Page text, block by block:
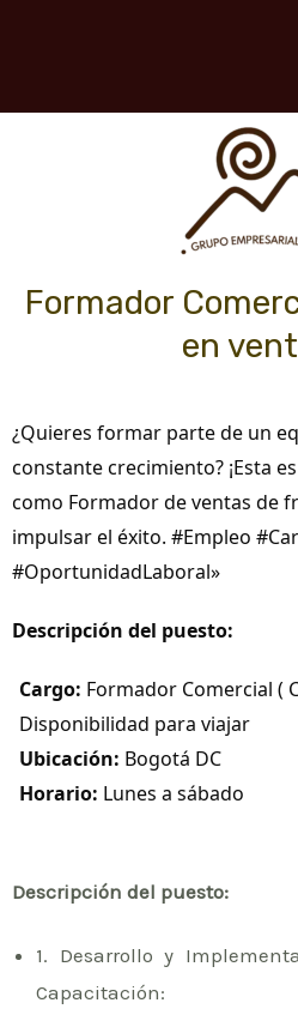
Formador
en
¿Quieres formar parte de un
constante crecimiento? ¡Esta
como Formador de ventas de
impulsar el éxito. #Empleo
#OportunidadLaboral»
Descripción del puesto:
Cargo: Formador Comercial (
Disponibilidad para viajar
Ubicación: Bogotá DC
Horario: Lunes a sábado
Descripción del puesto:
1.⁠ ⁠Desarrollo y
Capacitación: